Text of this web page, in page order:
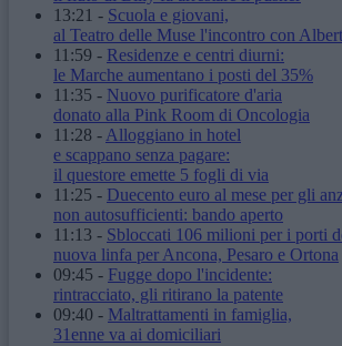
13:21 - Scuola e giovani,
al Teatro delle Muse l'incontro con
11:59 - Residenze e centri diurni:
le Marche aumentano i posti del 35%
11:35 - Nuovo purificatore d'aria
donato alla Pink Room di Oncologia
11:28 - Alloggiano in hotel
e scappano senza pagare:
il questore emette 5 fogli di via
11:25 - Duecento euro al mese per gli
non autosufficienti: bando aperto
11:13 - Sbloccati 106 milioni per i porti
nuova linfa per Ancona, Pesaro e Ortona
09:45 - Fugge dopo l'incidente:
rintracciato, gli ritirano la patente
09:40 - Maltrattamenti in famiglia,
31enne va ai domiciliari